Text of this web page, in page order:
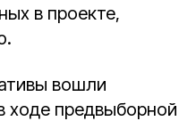
в проекте,
вошли
ходе предвыборной